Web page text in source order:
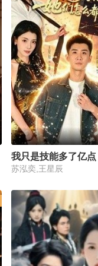
苏泓奕,王星辰